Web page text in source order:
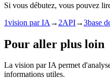
Si vous débutez, vous pouvez
1vision par IA → 2API→3base
Pour aller plus loin
La vision par IA permet
informations utiles.